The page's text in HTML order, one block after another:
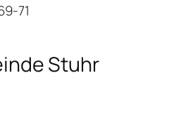
71
Stuhr